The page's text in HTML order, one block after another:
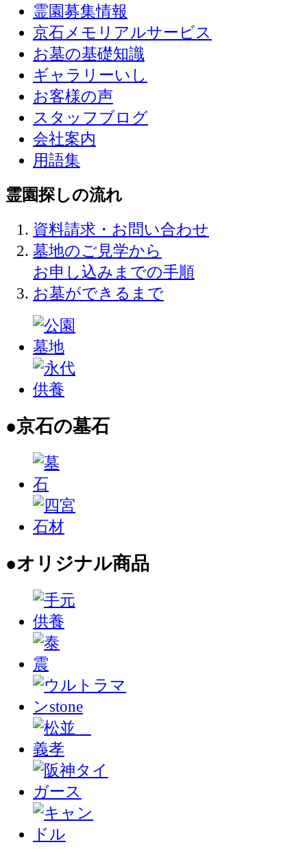
霊園募集情報
京石メモリアルサービス
お墓の基礎知識
ギャラリーいし
お客様の声
スタッフブログ
会社案内
用語集
霊園探しの流れ
資料請求・お問い合わせ
墓地のご見学から
お申し込みまでの手順
お墓ができるまで
●京石の墓石
●オリジナル商品